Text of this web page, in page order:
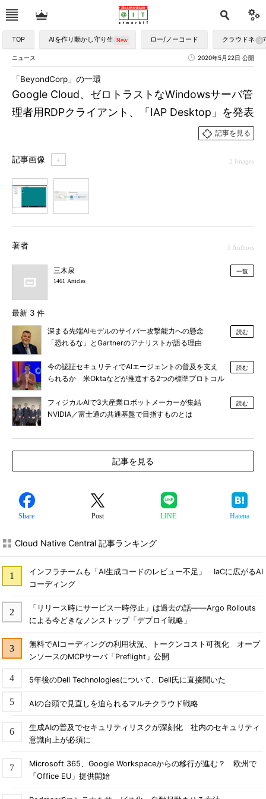
TOP AIを作り動かし守り生かす ロー/ノーコード クラウドネイ
ニュース 2020年5月22日 公開
Google Cloud、ゼロトラストなWindowsサーバ管
理者用RDPクライアント、「IAP Desktop」を発表
「BeyondCorp」の一環
記事を見る
記事画像 ＋ 2 Images
著者 1 Authors
三木泉
1461 Articles
一覧
最新 3 件
深まる先端AIモデルのサイバー攻撃能力への懸念
「恐れるな」とGartnerのアナリストが語る理由
読む
今の認証セキュリティでAIエージェントの普及を支え
られるか 米Oktaなどが推進する2つの標準プロトコル
読む
フィジカルAIで3大産業ロボットメーカーが集結
NVIDIA／富士通の共通基盤で目指すものとは
読む
記事を見る
Share Post LINE Hatena
Cloud Native Central 記事ランキング
インフラチームも「AI生成コードのレビュー不足」 IaCに広がるAI
コーディング
「リリース時にサービス一時停止」は過去の話――Argo Rollouts
による今どきなノンストップ「デプロイ戦略」
無料でAIコーディングの利用状況、トークンコスト可視化 オープ
ンソースのMCPサーバ「Preflight」公開
5年後のDell Technologiesについて、Dell氏に直接聞いた
AIの台頭で見直しを迫られるマルチクラウド戦略
生成AIの普及でセキュリティリスクが深刻化 社内のセキュリティ
意識向上が必須に
Microsoft 365、Google Workspaceからの移行が進む？ 欧州で
「Office EU」提供開始